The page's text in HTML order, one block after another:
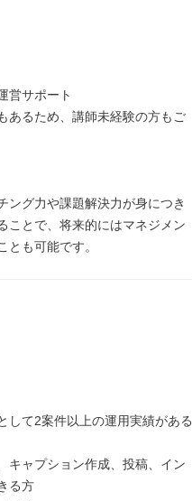
営サポート
あるため、講師未経験の方もご
ング力や課題解決力が身につき
ことで、将来的にはマネジメン
とも可能です。
て2案件以上の運用実績がある
ャプション作成、投稿、イン
る方